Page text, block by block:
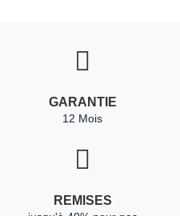
GARANTIE
12 Mois
REMISES